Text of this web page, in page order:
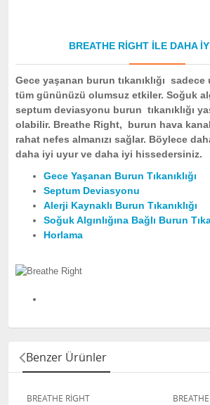
BREATHE RIGHT ILE DAHA
Gece yaşanan burun tıkanıklığı
tüm gününüzü olumsuz etkiler. Soğuk
septum deviasyonu burun tıkanıklığı
olabilir. Breathe Right, burun hava
rahat nefes almanızı sağlar. Böylece
daha iyi uyur ve daha iyi hissedersiniz.
Gece Yaşanan Burun Tıkanıklığı
Septum Deviasyonu
Alerji Kaynaklı Burun Tıkanıklığı
Soğuk Algınlığına Bağlı Burun
Horlama
Benzer Ürünler
BREATHE RİGHT